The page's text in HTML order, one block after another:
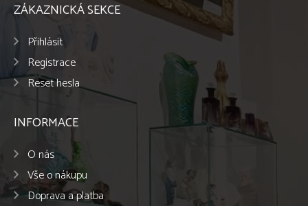
ZÁKAZNICKÁ SEKCE
Přihlásit
Registrace
Reset hesla
INFORMACE
O nás
Vše o nákupu
Doprava a platba